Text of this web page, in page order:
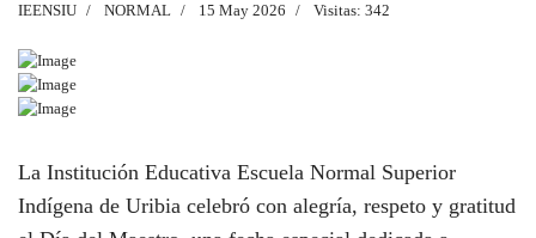
IEENSIU NORMAL 15 May 2026 Visitas: 342
La Institución Educativa Escuela Normal Superior
Indígena de Uribia celebró con alegría, respeto y gratitud